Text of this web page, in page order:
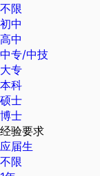
不限
初中
高中
中专/中技
大专
本科
硕士
博士
经验要求
应届生
不限